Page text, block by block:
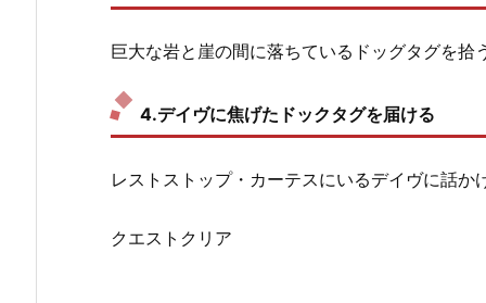
巨大な岩と崖の間に落ちているドッグタグを拾
4.デイヴに焦げたドックタグを届ける
レストストップ・カーテスにいるデイヴに話か
クエストクリア